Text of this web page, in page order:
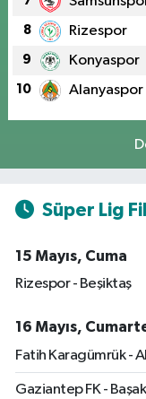
8 Rizespor
9 Konyaspor
10 Alanyaspor
Süper Lig
15 Mayıs, Cuma
Rizespor - Beşiktaş
16 Mayıs,
Fatih Karagümrük -
Gaziantep FK -